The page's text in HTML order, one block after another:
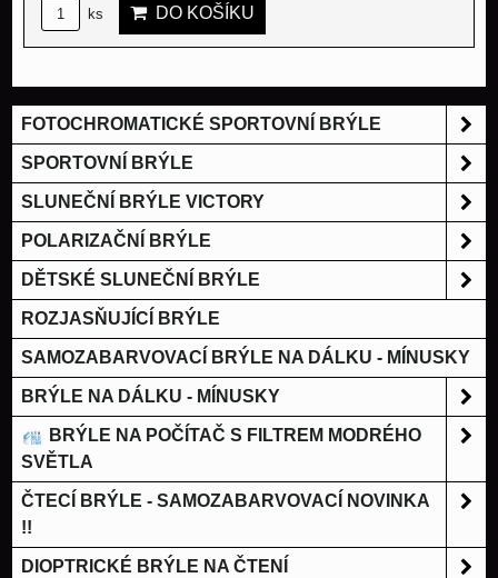
ks DO KOŠÍKU
FOTOCHROMATICKÉ SPORTOVNÍ BRÝLE
SPORTOVNÍ BRÝLE
SLUNEČNÍ BRÝLE VICTORY
POLARIZAČNÍ BRÝLE
DĚTSKÉ SLUNEČNÍ BRÝLE
ROZJASŇUJÍCÍ BRÝLE
SAMOZABARVOVACÍ BRÝLE NA DÁLKU - MÍNUSKY
BRÝLE NA DÁLKU - MÍNUSKY
BRÝLE NA POČÍTAČ S FILTREM MODRÉHO
SVĚTLA
ČTECÍ BRÝLE - SAMOZABARVOVACÍ NOVINKA
!!
DIOPTRICKÉ BRÝLE NA ČTENÍ